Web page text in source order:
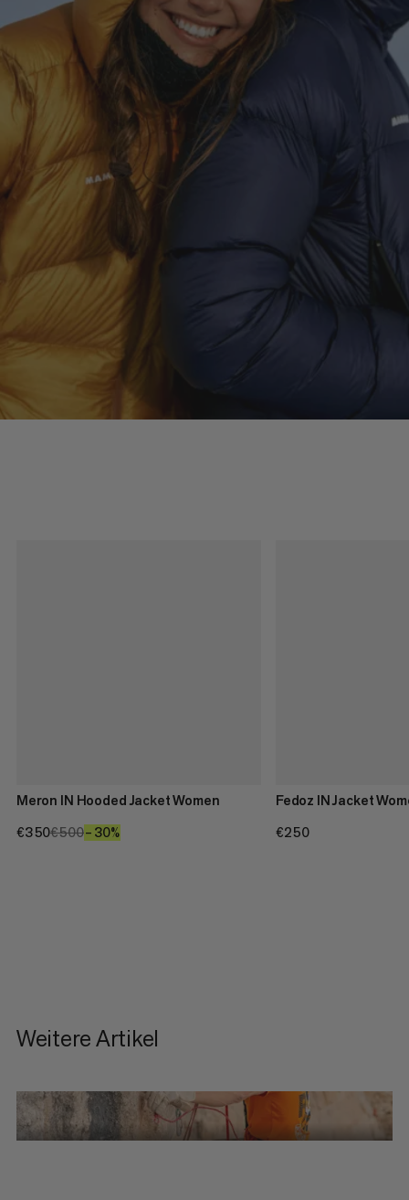
Meron IN Hooded Jacket Women
€350€350
€500€500
–30%
Fedoz IN Jacket
€250
Weitere Artikel